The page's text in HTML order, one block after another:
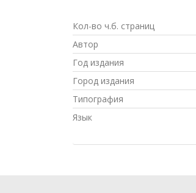
Кол-во ч.б. страниц
Автор
Год издания
Город издания
Типография
Язык